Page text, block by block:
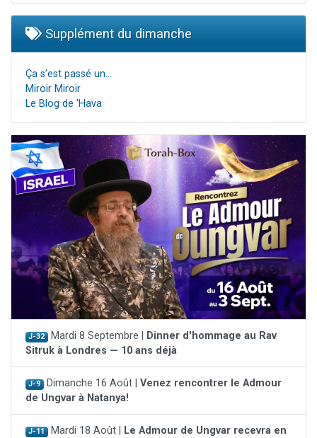
Supplément du dimanche
Ça s’est passé un…
Miroir Miroir
Le Blog de 'Hava
J-32 Mardi 8 Septembre |
Dinner d'hommage au Rav
Sitruk à Londres — 10 ans déjà
J-9 Dimanche 16 Août | Venez rencontrer le Admour
de Ungvar à Natanya!
J-11 Mardi 18 Août |
Le Admour de Ungvar recevra en